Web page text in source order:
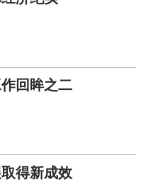
回眸之二
得新成效